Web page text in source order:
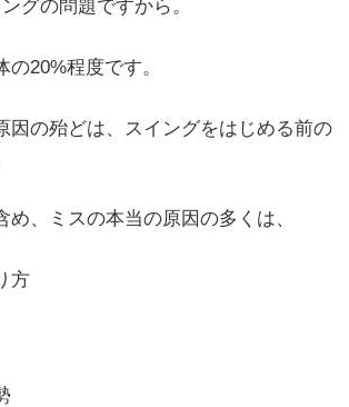
グの問題ですから。
20%程度です。
因の殆どは、スイングをはじめる前の
め、ミスの本当の原因の多くは、
方